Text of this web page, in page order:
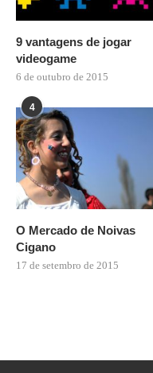
9 vantagens de jogar
videogame
6 de outubro de 2015
4
O Mercado de Noivas
Cigano
17 de setembro de 2015